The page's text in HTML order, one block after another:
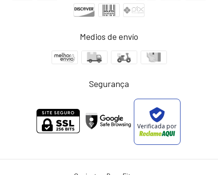
Medios de envío
Segurança
Verificada por